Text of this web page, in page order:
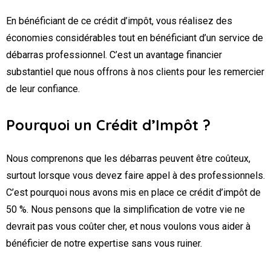
En bénéficiant de ce crédit d’impôt, vous réalisez des
économies considérables tout en bénéficiant d’un service de
débarras professionnel. C’est un avantage financier
substantiel que nous offrons à nos clients pour les remercier
de leur confiance.
Pourquoi un Crédit d’Impôt ?
Nous comprenons que les débarras peuvent être coûteux,
surtout lorsque vous devez faire appel à des professionnels.
C’est pourquoi nous avons mis en place ce crédit d’impôt de
50 %. Nous pensons que la simplification de votre vie ne
devrait pas vous coûter cher, et nous voulons vous aider à
bénéficier de notre expertise sans vous ruiner.